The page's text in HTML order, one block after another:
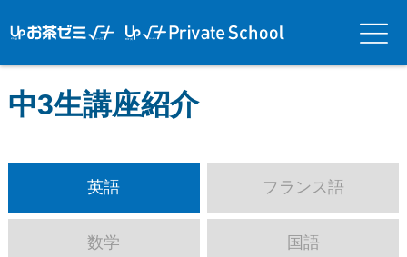
ミ√＋（ルー
（ルータス）PS
メニ
ュー
中3生講座紹介
英語 フランス語
数学 国語